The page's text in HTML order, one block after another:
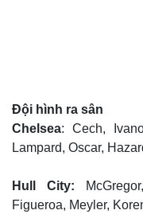
Đội hình ra sân
Chelsea: Cech,
Lampard, Oscar,
Hull City:
Figueroa, Meyler,